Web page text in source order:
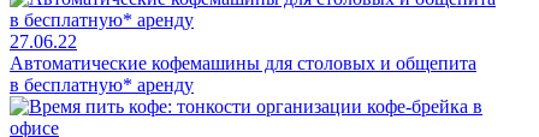
27.06.22
Автоматические кофемашины для столовых и общепита
в бесплатную* аренду